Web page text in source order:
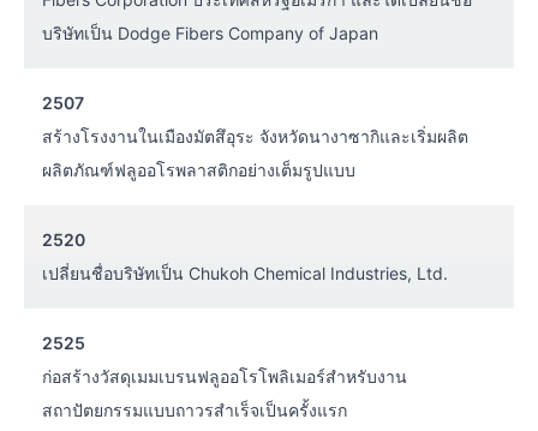
บริษัทเป็น Dodge Fibers Company of Japan
2507
สร้างโรงงานในเมืองมัตสึอุระ จังหวัดนางาซากิและเริ่มผลิต
ผลิตภัณฑ์ฟลูออโรพลาสติกอย่างเต็มรูปแบบ
2520
เปลี่ยนชื่อบริษัทเป็น Chukoh Chemical Industries, Ltd.
2525
ก่อสร้างวัสดุเมมเบรนฟลูออโรโพลิเมอร์สำหรับงาน
สถาปัตยกรรมแบบถาวรสำเร็จเป็นครั้งแรก